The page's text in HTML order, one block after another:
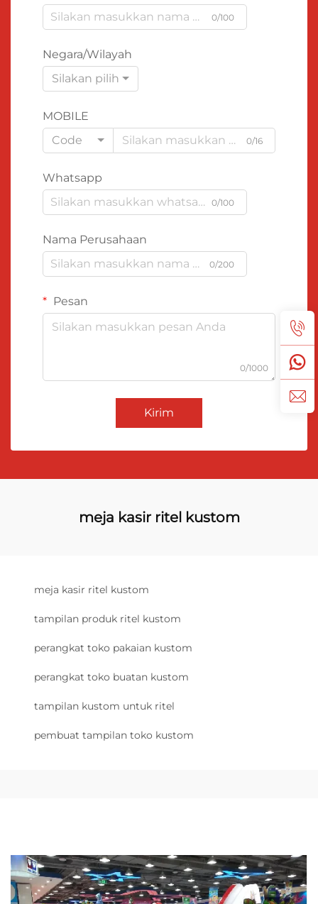
0/100
Negara/Wilayah
Silakan pilih
MOBILE
Code
0/16
Whatsapp
0/100
Nama Perusahaan
0/200
Pesan
0/1000
Kirim
meja kasir ritel kustom
meja kasir ritel kustom
tampilan produk ritel kustom
perangkat toko pakaian kustom
perangkat toko buatan kustom
tampilan kustom untuk ritel
pembuat tampilan toko kustom